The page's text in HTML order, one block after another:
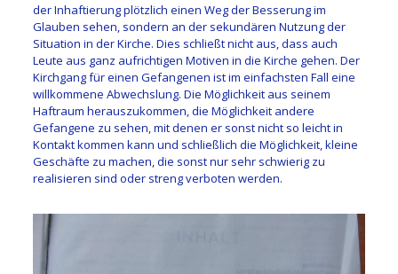
der Inhaftierung plötzlich einen Weg der Besserung im
Glauben sehen, sondern an der sekundären Nutzung der
Situation in der Kirche. Dies schließt nicht aus, dass auch
Leute aus ganz aufrichtigen Motiven in die Kirche gehen. Der
Kirchgang für einen Gefangenen ist im einfachsten Fall eine
willkommene Abwechslung. Die Möglichkeit aus seinem
Haftraum herauszukommen, die Möglichkeit andere
Gefangene zu sehen, mit denen er sonst nicht so leicht in
Kontakt kommen kann und schließlich die Möglichkeit, kleine
Geschäfte zu machen, die sonst nur sehr schwierig zu
realisieren sind oder streng verboten werden.